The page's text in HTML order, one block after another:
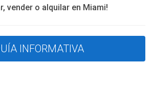
perfecto para catapultar sus
vender o alquilar en Miami!
INFORMATIVA